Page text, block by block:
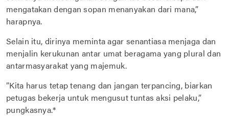
mengatakan dengan sopan menanyakan dari mana,”
harapnya.
Selain itu, dirinya meminta agar senantiasa menjaga dan
menjalin kerukunan antar umat beragama yang plural dan
antarmasyarakat yang majemuk.
”Kita harus tetap tenang dan jangan terpancing, biarkan
petugas bekerja untuk mengusut tuntas aksi pelaku,”
pungkasnya.*